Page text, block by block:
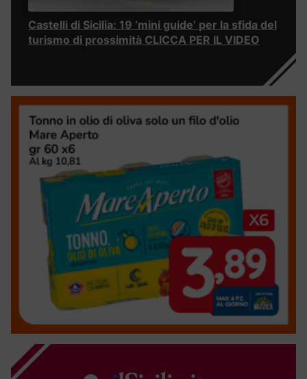
Castelli di Sicilia: 19 ‘mini guide’ per la sfida del
turismo di prossimità CLICCA PER IL VIDEO